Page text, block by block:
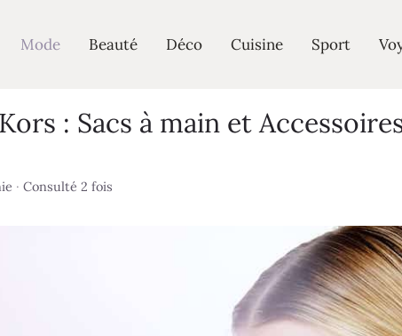
Mode Beauté Déco Cuisine Sport
: Sacs à main et
· Consulté 2 fois